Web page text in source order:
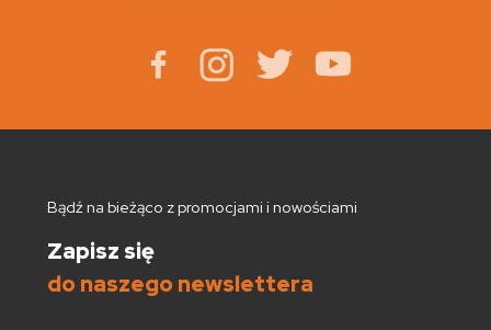
Bądź na bieżąco z promocjami i nowościami
Zapisz się
do naszego newslettera